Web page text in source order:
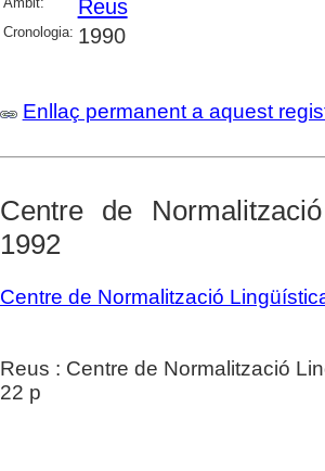
Reus
Cronologia: 1990
Enllaç permanent a aquest
Centre de
1992
Centre de Normalització
Reus : Centre de Normalització
22 p